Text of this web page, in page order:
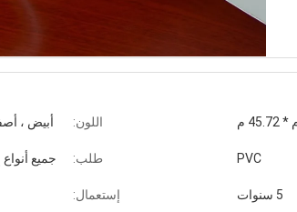
اللون: أبيض ،
PVC طلب: جميع
5 سنوات إستعمال: